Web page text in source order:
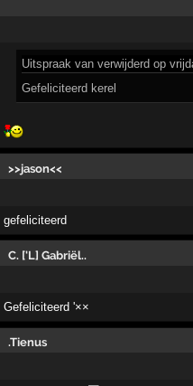
Uitspraak van verwijderd op
Gefeliciteerd kerel
>>jason<<
gefeliciteerd
C. ['L] Gabriël..
Gefeliciteerd '××
.Tienus